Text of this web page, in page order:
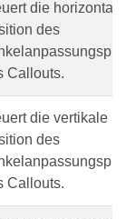
die horizontale
des
Callouts.
die vertikale
des
Callouts.